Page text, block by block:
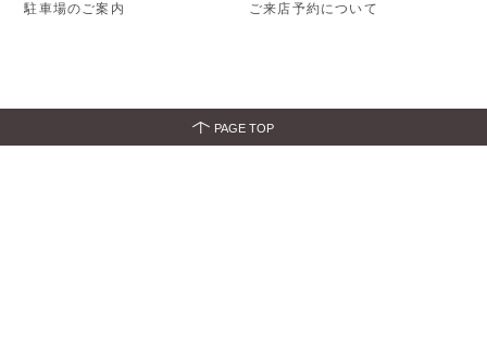
駐車場のご案内 ご来店予約について
PAGE TOP